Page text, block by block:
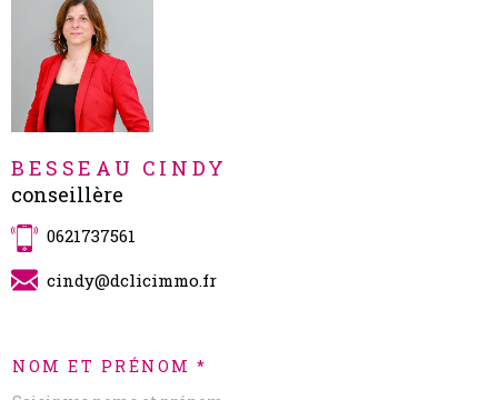
BESSEAU CINDY
conseillère
0621737561
cindy@dclicimmo.fr
NOM ET PRÉNOM *